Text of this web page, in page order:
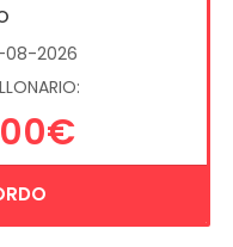
08-2026